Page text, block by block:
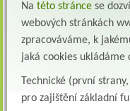
Na této stránce se
webových stránkách
zpracováváme, k
jaká cookies ukládáme
Technické (první
pro zajištění základní